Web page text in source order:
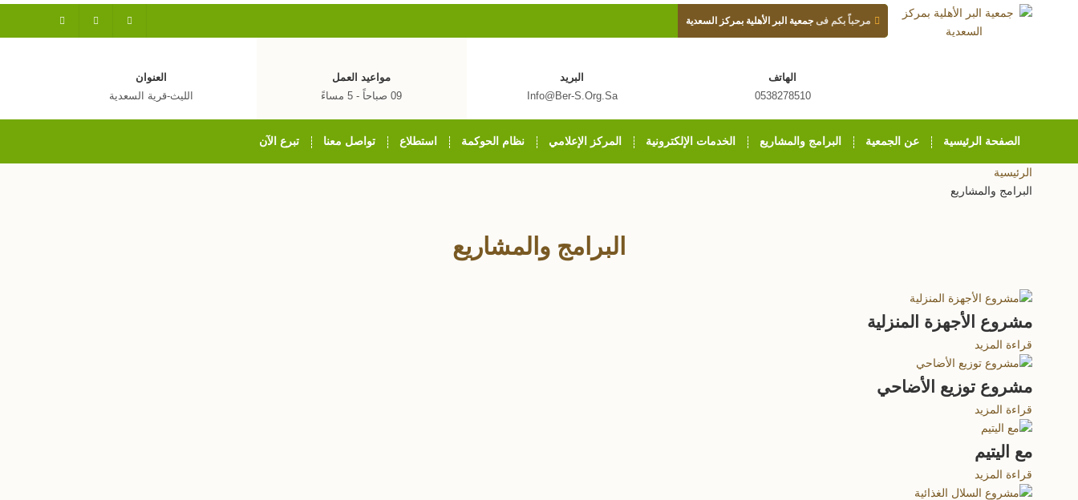
مرحباً بكم فى جمعية البر الأهلية بمركز السعدية
الهاتف
0538278510
البريد
Info@ber-S.org.sa
مواعيد العمل
09 صباحاً - 5 مساءً
العنوان
الليث-قرية السعدية
الصفحة الرئيسية عن الجمعية البرامج والمشاريع الخدمات الإلكترونية المركز الإعلامي نظام الحوكمة استطلاع تواصل معنا تبرع الآن
الرئيسية
البرامج والمشاريع
البرامج والمشاريع
مشروع الأجهزة المنزلية
قراءة المزيد
مشروع توزيع الأضاحي
قراءة المزيد
مع اليتيم
قراءة المزيد